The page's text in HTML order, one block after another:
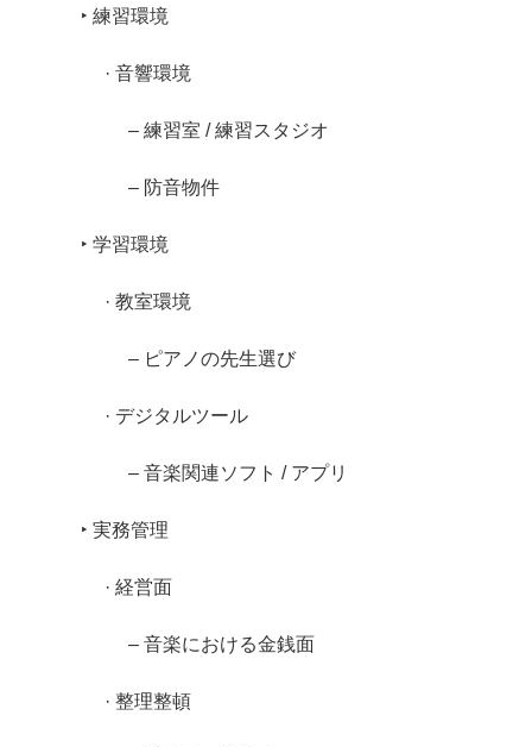
‣ 練習環境
· 音響環境
– 練習室 / 練習スタジオ
– 防音物件
‣ 学習環境
· 教室環境
– ピアノの先生選び
· デジタルツール
– 音楽関連ソフト / アプリ
‣ 実務管理
· 経営面
– 音楽における金銭面
· 整理整頓